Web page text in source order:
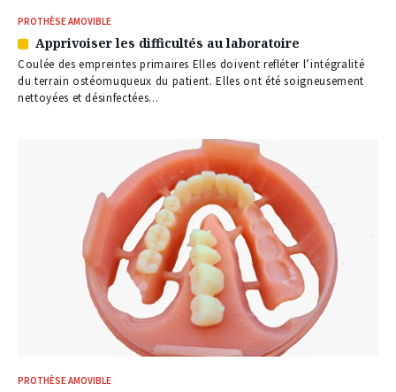
PROTHÈSE AMOVIBLE
Article
réservé
à
nos
Apprivoiser les difficultés au laboratoire
Coulée des empreintes primaires Elles doivent refléter l’intégralité
du terrain ostéomuqueux du patient. Elles ont été soigneusement
nettoyées et désinfectées...
PROTHÈSE AMOVIBLE